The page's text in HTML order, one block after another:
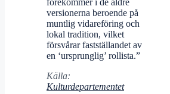
versionerna beroende på
muntlig vidareföring och
lokal tradition, vilket
försvårar fastställandet av
en ‘ursprunglig’ rollista.”
Källa:
Kulturdepartementet